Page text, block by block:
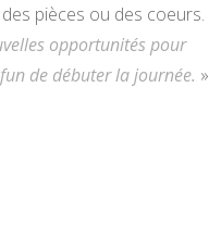
pièces ou des coeurs.
opportunités pour
de débuter la journée. »